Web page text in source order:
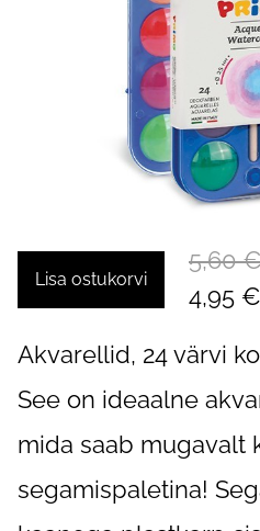
Lisa ostukorvi
5,60
4,95 €
Akvarellid, 24 värvi
See on ideaalne
mida saab mugavalt
segamispaletina!